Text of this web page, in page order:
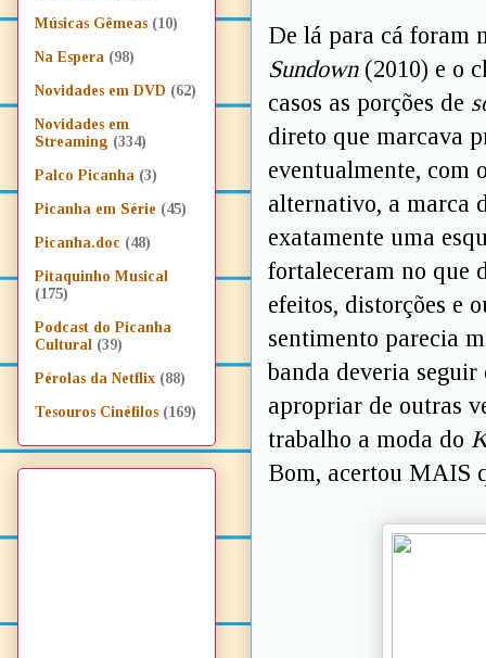
De lá para cá foram
Sundown(2010) e o
casos as porções de
direto que marcava
eventualmente, com
alternativo, a marca
exatamente uma
fortaleceram no que
efeitos, distorções e
sentimento parecia
banda deveria seguir
apropriar de outras
trabalho a moda do
Bom, acertou MAIS
Músicas Gêmeas (10)
Na Espera (98)
Novidades em DVD (62)
Novidades em
Streaming (334)
Palco Picanha (3)
Picanha em Série (45)
Picanha.doc (48)
Pitaquinho Musical
(175)
Podcast do Picanha
Cultural (39)
Pérolas da Netflix (88)
Tesouros Cinéfilos (169)